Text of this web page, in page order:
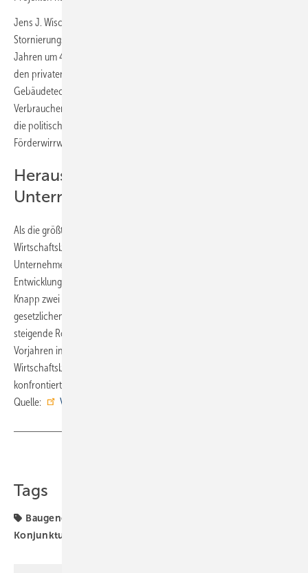
Jens J. Wischmann, Geschäftsführer VdZ und VDS: „Die
Stornierungsquote privater Auftraggeber ist in den letzten zwei
Jahren um 45 % gestiegen. Dies zeigt, wie groß die Verunsicherung bei
den privaten Bauherren ist. Die Verbände der Haus- und
Gebäudetechnik werden in den kommenden Monaten verstärkt in die
Verbraucherkommunikation einsteigen, um die Irritationen, die durch
die politische Diskussion um das Heizungsgesetz und den
Förderwirrwarr entstanden sind, zu beheben.“
Herausforderungen für
Unternehmen im Wirtschaftsbereich
Als die größten Herausforderungen für Unternehmen im SHK-
Wirtschaftsbereich Industrie, Großhandel und installierende
Unternehmen gaben die Befragten an, dass die unsichere
Entwicklung im Objektgeschäft (71 %) und bei Privatkunden (69 %) an.
Knapp zwei Drittel der Befragten nennen zudem Unklarheiten bei den
gesetzlichen Vorgaben als Herausforderung (64 %). Während
steigende Rohstoff- und Materialkosten im Gegensatz zu den
Vorjahren in den Hintergrund (32 %) rückten, sieht sich der
Wirtschaftsbereich mit steigenden Lohn- und Arbeitskosten (60 %)
konfrontiert. ■
Quelle:
VdZ
Tags
Baugenehmigungen
Konjunktur